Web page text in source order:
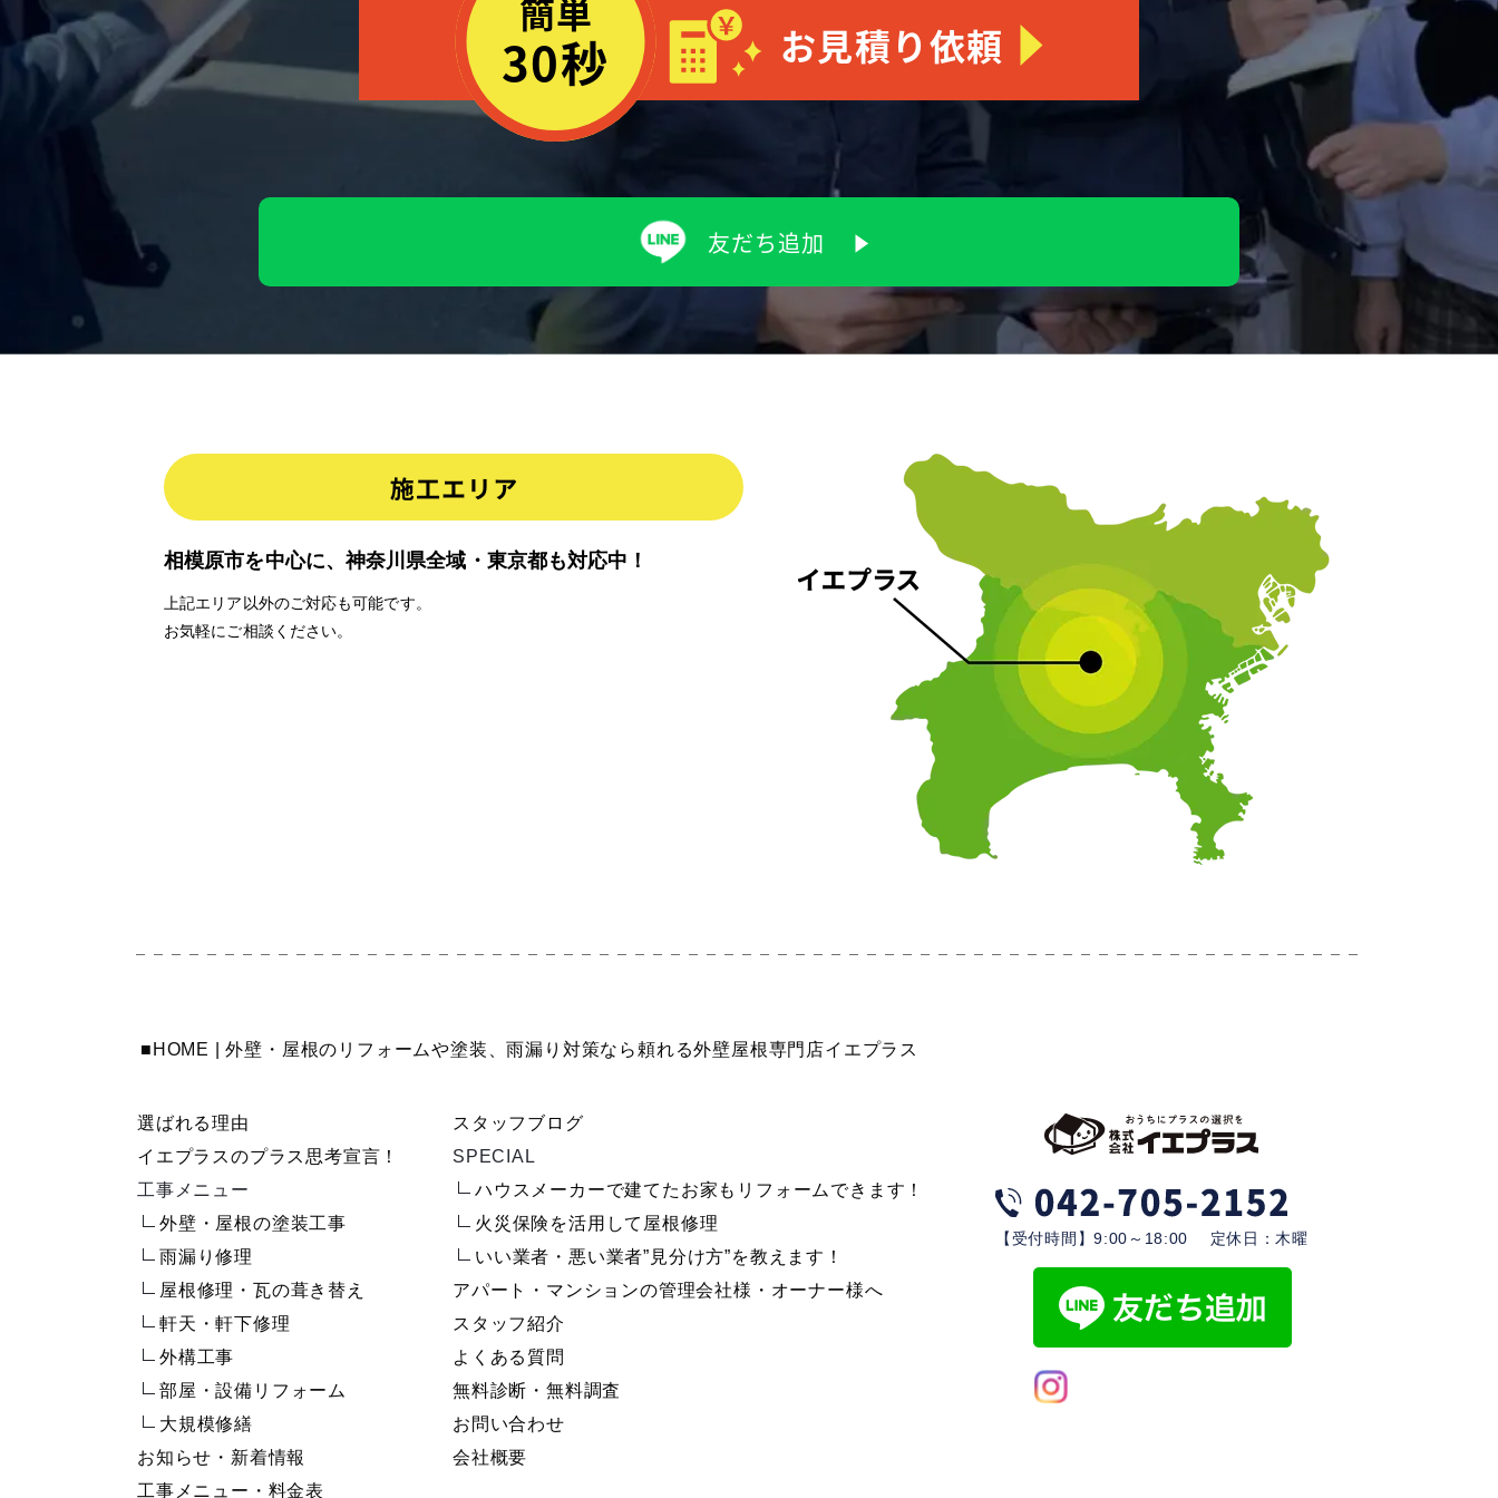
相模原市を中心に、神奈川県全域・東京都も対応中！
上記エリア以外のご対応も可能です。
お気軽にご相談ください。
■HOME | 外壁・屋根のリフォームや塗装、雨漏り対策なら頼れる外壁屋根専門店イエプラス
選ばれる理由
イエプラスのプラス思考宣言！
工事メニュー
外壁・屋根の塗装工事
雨漏り修理
屋根修理・瓦の葺き替え
軒天・軒下修理
外構工事
部屋・設備リフォーム
大規模修繕
お知らせ・新着情報
工事メニュー・料金表
スタッフブログ
SPECIAL
ハウスメーカーで建てたお家もリフォームできます！
火災保険を活用して屋根修理
いい業者・悪い業者”見分け方”を教えます！
アパート・マンションの管理会社様・オーナー様へ
スタッフ紹介
よくある質問
無料診断・無料調査
お問い合わせ
会社概要
【受付時間】9:00～18:00 定休日：木曜